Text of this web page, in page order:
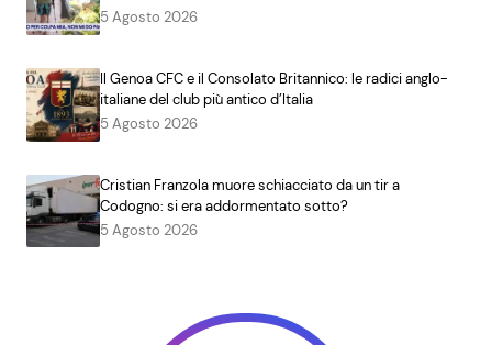
5 Agosto 2026
Il Genoa CFC e il Consolato Britannico: le radici anglo-
italiane del club più antico d’Italia
5 Agosto 2026
Cristian Franzola muore schiacciato da un tir a
Codogno: si era addormentato sotto?
5 Agosto 2026